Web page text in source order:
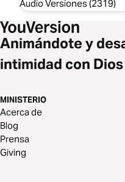
Audio Versiones (2319)
Animándote y
intimidad con
MINISTERIO
Acerca de
Blog
Prensa
Giving